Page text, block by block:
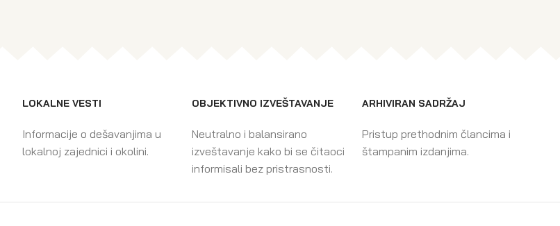
LOKALNE VESTI
Informacije o dešavanjima u
lokalnoj zajednici i okolini.
OBJEKTIVNO IZVEŠTAVANJE
Neutralno i balansirano
izveštavanje kako bi se čitaoci
informisali bez pristrasnosti.
ARHIVIRAN SADRŽAJ
Pristup prethodnim člancima i
štampanim izdanjima.